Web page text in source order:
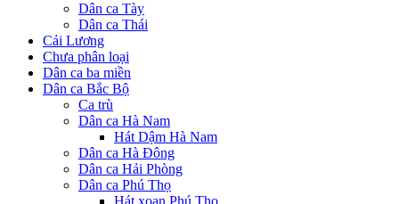
Dân ca Tày
Dân ca Thái
Cải Lương
Chưa phân loại
Dân ca ba miền
Dân ca Bắc Bộ
Ca trù
Dân ca Hà Nam
Hát Dậm Hà Nam
Dân ca Hà Đông
Dân ca Hải Phòng
Dân ca Phú Thọ
Hát xoan Phú Thọ